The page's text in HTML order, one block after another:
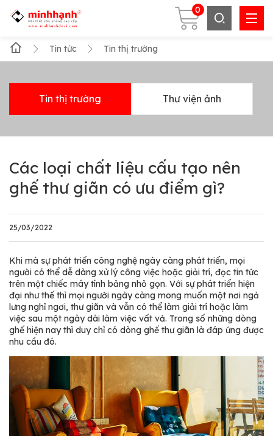
0
Tin tức Tin thị trường
Tin thị trường Thư viện ảnh
Các loại chất liệu cấu tạo nên
ghế thư giãn có ưu điểm gì?
25/03/2022
Khi mà sự phát triển công nghệ ngày càng phát triển, mọi
người có thể dễ dàng xử lý công việc hoặc giải trí, đọc tin tức
trên một chiếc máy tính bảng nhỏ gọn. Với sự phát triển hiện
đại như thế thì mọi người ngày càng mong muốn một nơi ngả
lưng nghỉ ngơi, thư giãn và vẫn có thể làm giải trí hoặc làm
việc sau một ngày dài làm việc vất vả. Trong số những dòng
ghế hiện nay thì duy chỉ có dòng ghế thư giãn là đáp ứng được
nhu cầu đó.